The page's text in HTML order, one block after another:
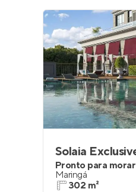
Pronto para morar
Maringá
302 m²